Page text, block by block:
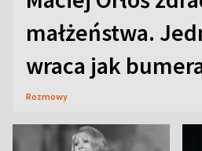
małżeństwa.
wraca jak
Rozmowy